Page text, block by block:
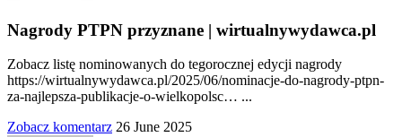
Nagrody PTPN przyznane | wirtualnywydawca.pl
Zobacz listę nominowanych do tegorocznej edycji nagrody
https://wirtualnywydawca.pl/2025/06/nominacje-do-nagrody-ptpn-
za-najlepsza-publikacje-o-wielkopolsc… ...
Zobacz komentarz 26 June 2025